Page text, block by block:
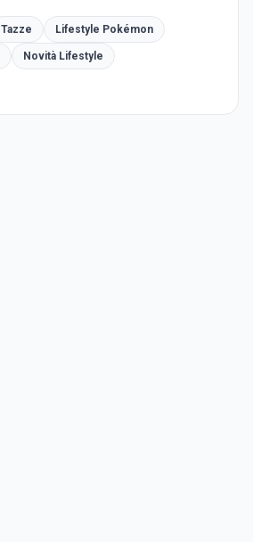
Tazze Lifestyle Pokémon
Novità Lifestyle